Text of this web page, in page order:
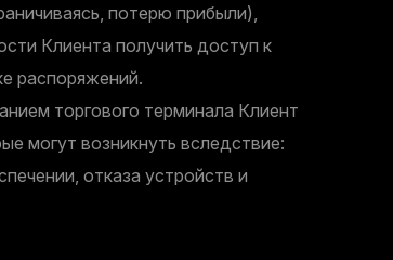
потерю прибыли),
Клиента получить доступ к
распоряжений.
торгового терминала Клиент
могут возникнуть вследствие:
отказа устройств и